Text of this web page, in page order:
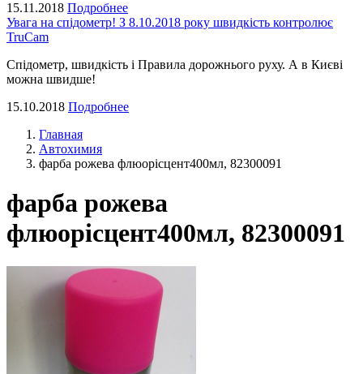
15.11.2018 Подробнее
Увага на спідометр! З 8.10.2018 року швидкість контролює
TruCam
Спідометр, швидкість і Правила дорожнього руху. А в Києві
можна швидше!
15.10.2018 Подробнее
Главная
Автохимия
фарба рожева флюорісцент400мл, 82300091
фарба рожева
флюорісцент400мл, 82300091